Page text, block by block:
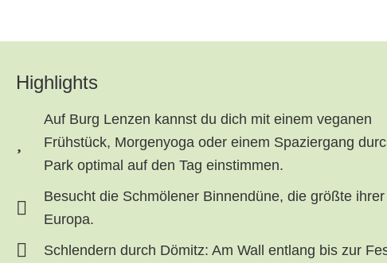
Highlights
Auf Burg Lenzen kannst du dich mit einem veganen
Frühstück, Morgenyoga oder einem Spaziergang
Park optimal auf den Tag einstimmen.
Besucht die Schmölener Binnendüne, die größte ihrer
Europa.
Schlendern durch Dömitz: Am Wall entlang bis zur